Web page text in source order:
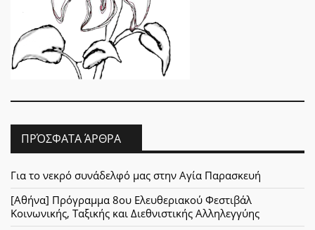
ΠΡΌΣΦΑΤΑ ΆΡΘΡΑ
Για το νεκρό συνάδελφό μας στην Αγία Παρασκευή
[Αθήνα] Πρόγραμμα 8ου Ελευθεριακού Φεστιβάλ
Κοινωνικής, Ταξικής και Διεθνιστικής Αλληλεγγύης